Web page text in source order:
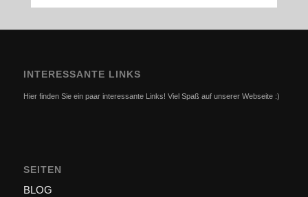
INTERESSANTE LINKS
Hier finden Sie ein paar interessante Links! Viel Spaß auf unserer Webseite :)
SEITEN
BLOG